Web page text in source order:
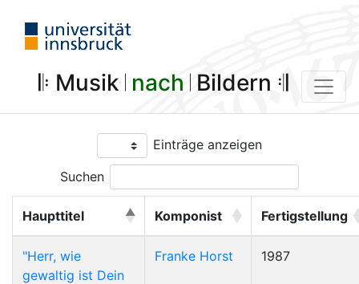
𝄆 Musik 𝄀 nach 𝄀 Bildern 𝄇
Einträge anzeigen
Suchen
Haupttitel Komponist Fertigstellung
"Herr, wie
gewaltig ist Dein
Franke Horst 1987